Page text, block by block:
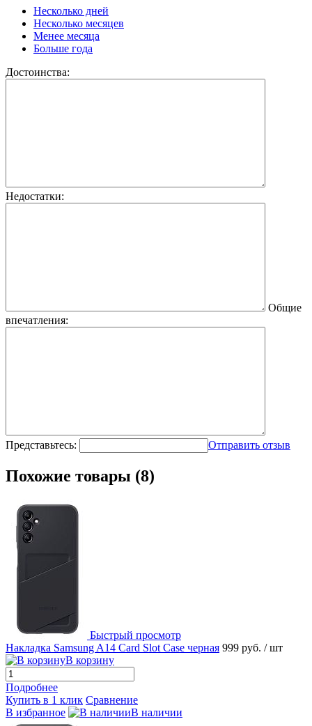
Несколько дней
Несколько месяцев
Менее месяца
Больше года
Достоинства:
Недостатки:
Общие
впечатления:
Представьтесь: Отправить отзыв
Похожие товары (8)
Быстрый просмотр
Накладка Samsung A14 Card Slot Сase черная 999 руб. / шт
В корзину
Подробнее
Купить в 1 клик Сравнение
В избранное
В наличии